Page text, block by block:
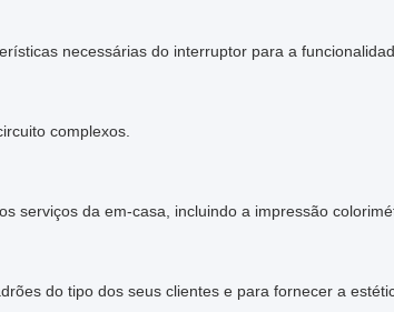
necessárias do interruptor para a
complexos.
serviços da em-casa, incluindo a impressão
do tipo dos seus clientes e para fornecer a